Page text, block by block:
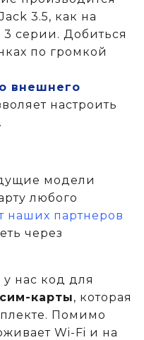
3.5, как на
серии. Добиться
по громкой
внешнего
настроить
модели
любого
наших партнеров
через
нас код для
карты, которая
Помимо
Wi-Fi и на